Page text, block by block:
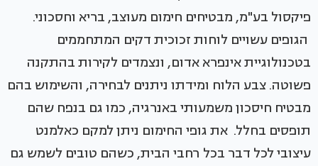
פיקסול בע"מ, מבטיחים חימום מעוצב, בריא וחסכוני.
הגופים עשויים לוחות זכוכית דקים המתחממים
בטכנולוגיית אינפרא אדום, ונצמדים לקירות בהתקנה
פשוטה. צבע הלוח ומידתו ניתנים לבחירה, והשימוש בהם
מבטיח חיסכון משמעותי באנרגיה, כמו גם בנפח שהם
תופסים בחלל. את גופי החימום ניתן למקם כאלמנט
עיצובי לכל דבר בכל רחבי הבית, כשהם טובים לשמש גם